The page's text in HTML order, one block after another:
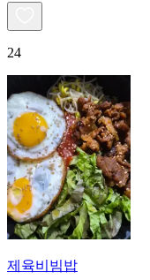
24
제육비빔밥